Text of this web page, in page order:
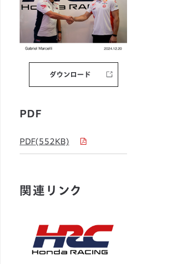
ダウンロード
PDF
PDF(552KB)
関連リンク